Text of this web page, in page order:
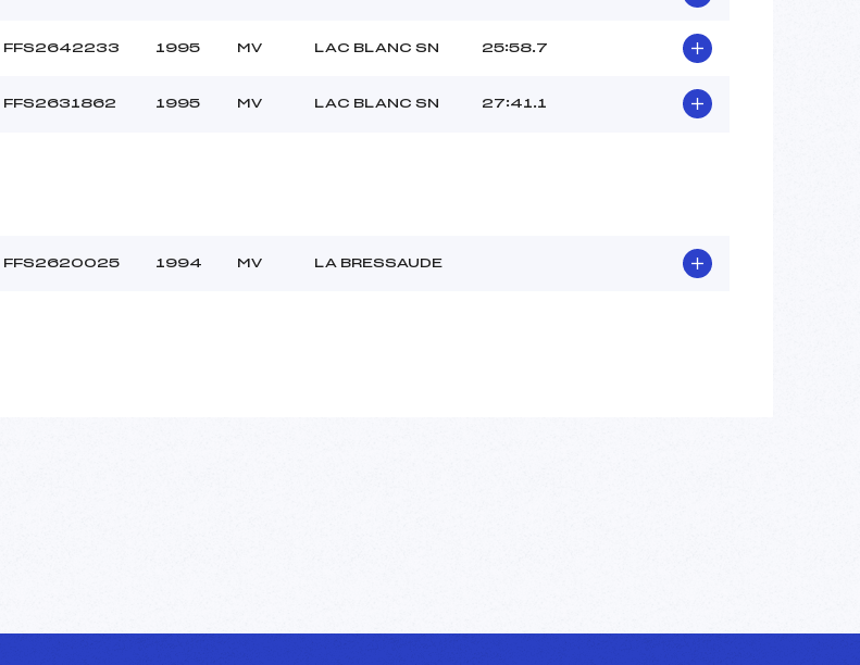
FFS2642233 1995 MV LAC BLANC SN 25:58.7
FFS2631862 1995 MV LAC BLANC SN 27:41.1
FFS2620025 1994 MV LA BRESSAUDE